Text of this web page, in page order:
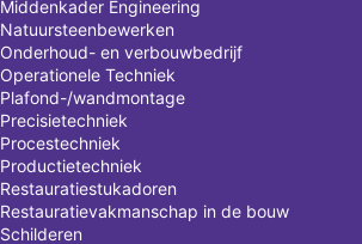
Middenkader Engineering
Natuursteenbewerken
Onderhoud- en verbouwbedrijf
Operationele Techniek
Plafond-/wandmontage
Precisietechniek
Procestechniek
Productietechniek
Restauratiestukadoren
Restauratievakmanschap in de bouw
Schilderen